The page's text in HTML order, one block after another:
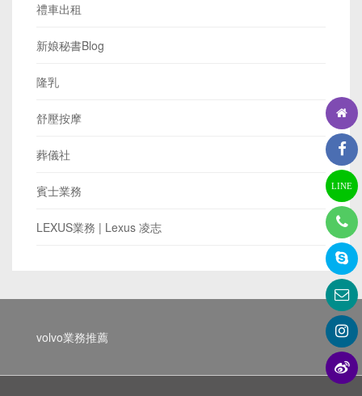
禮車出租
新娘秘書Blog
隆乳
舒壓按摩
葬儀社
賓士業務
LEXUS業務 | Lexus 凌志
volvo業務推薦
LINE